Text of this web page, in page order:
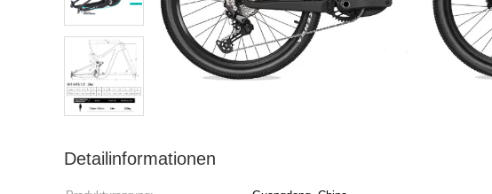
Detailinformationen